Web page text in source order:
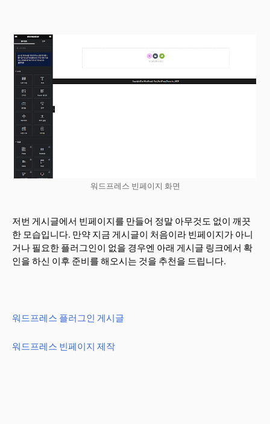
워드프레스 빈페이지 화면
저번 게시글에서 빈페이지를 만들어 정말 아무것도 없이 깨끗
한 모습입니다. 만약 지금 게시글이 처음이라 빈페이지가 아니
거나 필요한 플러그인이 없을 경우엔 아래 게시글 링크에서 확
인을 하신 이후 준비를 해오시는 것을 추천을 드립니다.
워드프레스 플러그인 게시글
워드프레스 빈페이지 제작